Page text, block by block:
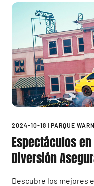
2024-10-18 PARQUE
Espectáculos
Diversión
Descubre los mejores